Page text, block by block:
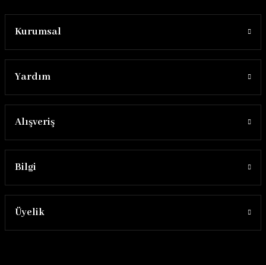
Kurumsal
Yardım
Alışveriş
Bilgi
Üyelik